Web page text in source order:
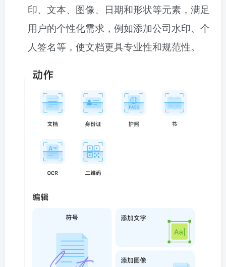
印、文本、图像、日期和形状等元素，满足
用户的个性化需求，例如添加公司水印、个
人签名等，使文档更具专业性和规范性。